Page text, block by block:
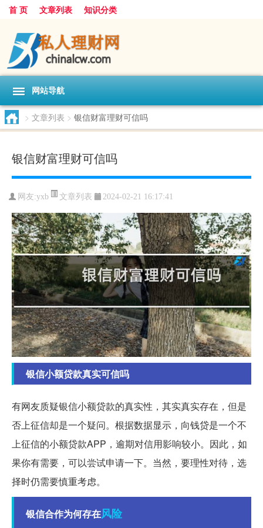
首 页 文章列表 知识分类
网站导航
> 文章列表 > 银信财富理财可信吗
银信财富理财可信吗
网友:yxb 文章列表 2024-02-21 16:17:41
银信小额贷款真实可信吗
有网友质疑银信小额贷款的真实性，其实真实存在，但是
否上征信却是一个疑问。根据数据显示，向钱贷是一个不
上征信的小额贷款APP，逾期对信用影响较小。因此，如
果你有需要，可以尝试申请一下。当然，要理性对待，选
择时仍需要慎重考虑。
银信合作为何存在风险